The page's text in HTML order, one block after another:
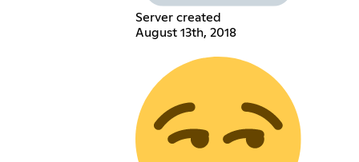
Server created
August 13th, 2018